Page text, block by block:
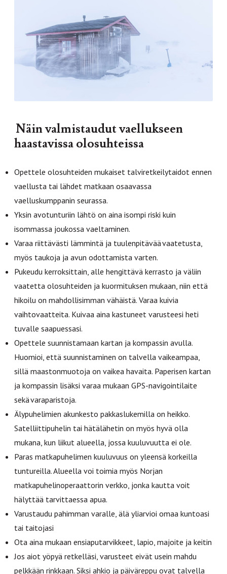
Näin valmistaudut vaellukseen
haastavissa olosuhteissa
Opettele olosuhteiden mukaiset talviretkeilytaidot ennen
vaellusta tai lähdet matkaan osaavassa
vaelluskumppanin seurassa.
Yksin avotunturiin lähtö on aina isompi riski kuin
isommassa joukossa vaeltaminen.
Varaa riittävästi lämmintä ja tuulenpitävää vaatetusta,
myös taukoja ja avun odottamista varten.
Pukeudu kerroksittain, alle hengittävä kerrasto ja väliin
vaatetta olosuhteiden ja kuormituksen mukaan, niin että
hikoilu on mahdollisimman vähäistä. Varaa kuivia
vaihtovaatteita. Kuivaa aina kastuneet varusteesi heti
tuvalle saapuessasi.
Opettele suunnistamaan kartan ja kompassin avulla.
Huomioi, että suunnistaminen on talvella vaikeampaa,
sillä maastonmuotoja on vaikea havaita. Paperisen kartan
ja kompassin lisäksi varaa mukaan GPS-navigointilaite
sekä varaparistoja.
Älypuhelimien akunkesto pakkaslukemilla on heikko.
Satelliittipuhelin tai hätälähetin on myös hyvä olla
mukana, kun liikut alueella, jossa kuuluvuutta ei ole.
Paras matkapuhelimen kuuluvuus on yleensä korkeilla
tuntureilla. Alueella voi toimia myös Norjan
matkapuhelinoperaattorin verkko, jonka kautta voit
hälyttää tarvittaessa apua.
Varustaudu pahimman varalle, älä yliarvioi omaa kuntoasi
tai taitojasi
Ota aina mukaan ensiaputarvikkeet, lapio, majoite ja keitin
Jos aiot yöpyä retkelläsi, varusteet eivät usein mahdu
pelkkään rinkkaan. Siksi ahkio ja päiväreppu ovat talvella